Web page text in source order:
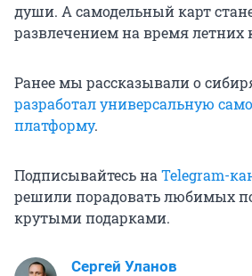
души. А самодельный карт
развлечением на время летних
Ранее мы рассказывали о
разработал универсальную
платформу.
Подписывайтесь на Telegram-
решили порадовать любимых
крутыми подарками.
Сергей Уланов